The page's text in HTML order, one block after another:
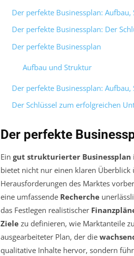
Der perfekte Businessplan:
Der perfekte Businessplan: Der
Der perfekte Businessplan
Aufbau und Struktur
Der perfekte Businessplan:
Der Schlüssel zum erfolgreichen
Der perfekte
Ein gut strukturierter Businessplan
bietet nicht nur einen klaren Überblick
Herausforderungen des Marktes
eine umfassende Recherche
das Festlegen realistischer
Ziele zu definieren, wie Marktanteile
ausgearbeiteter Plan, der die
qualitative Inhalte hervor, sondern